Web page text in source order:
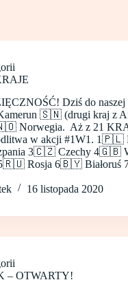
Dziś do
Kamerun 🇸🇳 (drugi kraj z
Norwegia. Aż z 21
w akcji #1W1. 1🇵🇱
3🇨🇿 Czechy 4🇬🇧
5🇷🇺 Rosja 6🇧🇾
16 listopada 2020
– OTWARTY!